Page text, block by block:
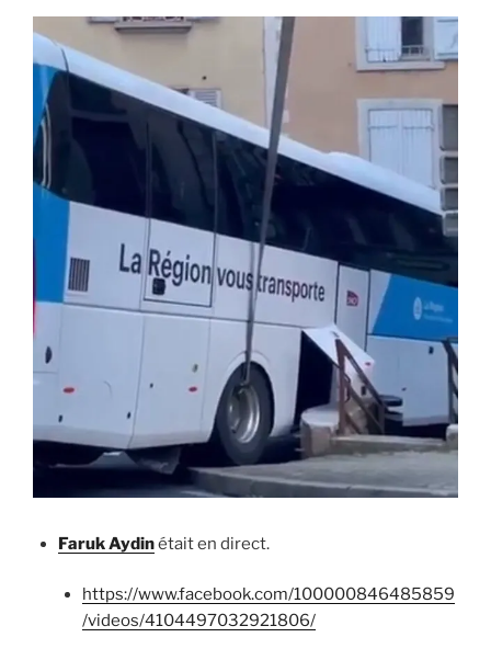
Faruk Aydinétait en direct.
https://www.facebook.com/100000846485859
/videos/4104497032921806/